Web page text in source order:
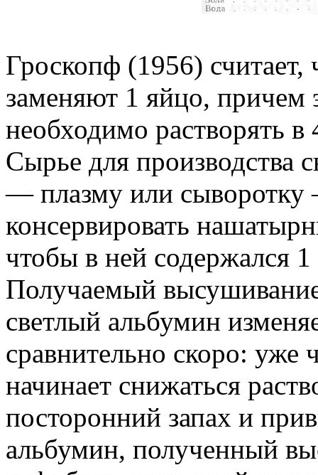
Гроскопф (1956) считает,
заменяют 1 яйцо, причем
необходимо растворять
Сырье для производства
— плазму или
консервировать
чтобы в ней содержался
Получаемый
светлый альбумин
сравнительно скоро: уже
начинает снижаться
посторонний запах и
альбумин, полученный